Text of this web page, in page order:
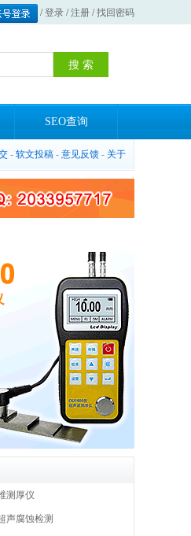
/登录 /注册 /找回密码
SEO查询
- 软文投稿 - 意见反馈 - 关于
测厚仪
声腐蚀检测